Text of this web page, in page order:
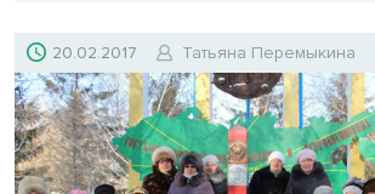
20.02.2017 Татьяна Перемыкина